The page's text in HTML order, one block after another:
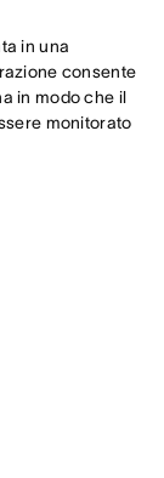
in una
consente
in modo che il
monitorato